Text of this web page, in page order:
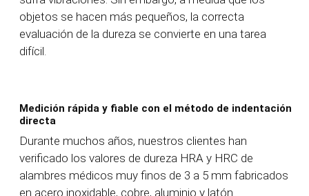
objetos se hacen más pequeños, la correcta
evaluación de la dureza se convierte en una tarea
difícil.
Medición rápida y fiable con el método de indentación
directa
Durante muchos años, nuestros clientes han
verificado los valores de dureza HRA y HRC de
alambres médicos muy finos de 3 a 5 mm fabricados
en acero inoxidable, cobre, aluminio y latón.